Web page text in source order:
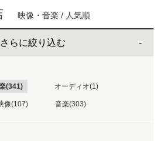
映像・音楽 / 人気順
さらに絞り込む
(341) オーディオ(1)
像(107) 音楽(303)